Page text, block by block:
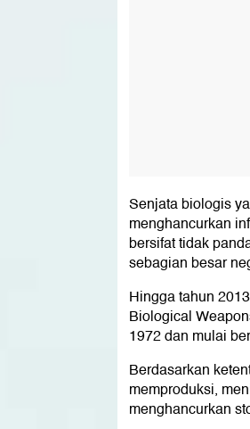
Senjata biologis
menghancurkan
bersifat tidak
sebagian besar
Hingga tahun
Biological
1972 dan mulai
Berdasarkan
memproduksi,
menghancurkan